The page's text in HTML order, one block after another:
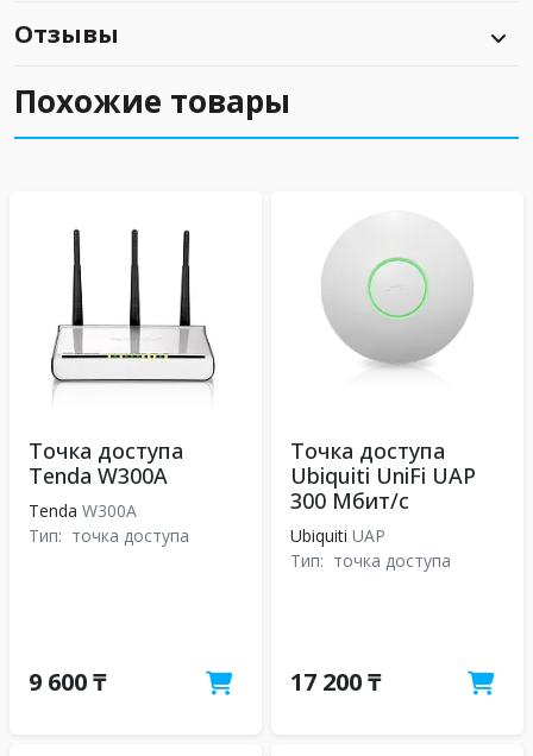
Отзывы
Похожие товары
Точка доступа
Tenda W300A
Tenda W300A
Тип: точка доступа
9 600 ₸
Точка доступа
Ubiquiti UniFi UAP
300 Мбит/с
Ubiquiti UAP
Тип: точка доступа
17 200 ₸